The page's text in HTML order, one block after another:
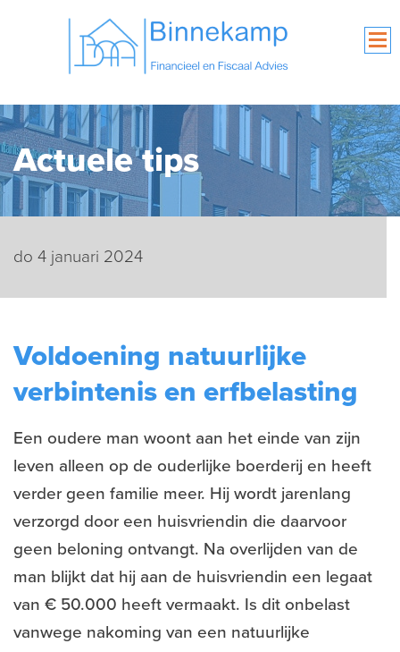
Actuele tips
do 4 januari 2024
Voldoening natuurlijke
verbintenis en erfbelasting
Een oudere man woont aan het einde van zijn
leven alleen op de ouderlijke boerderij en heeft
verder geen familie meer. Hij wordt jarenlang
verzorgd door een huisvriendin die daarvoor
geen beloning ontvangt. Na overlijden van de
man blijkt dat hij aan de huisvriendin een legaat
van € 50.000 heeft vermaakt. Is dit onbelast
vanwege nakoming van een natuurlijke